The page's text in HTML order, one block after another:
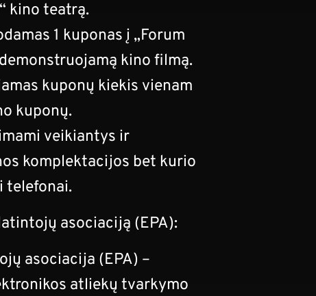
kino teatrą.
1 kuponas į „Forum
kino filmą.
kuponų kiekis vienam
kuponų.
veikiantys ir
komplektacijos bet kurio
telefonai.
asociaciją (EPA):
asociacija (EPA) –
atliekų tvarkymo